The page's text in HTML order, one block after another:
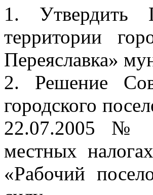
1. Утвердить
территории
Переяславка»
2. Решение
городского
22.07.2005 №
местных
«Рабочий